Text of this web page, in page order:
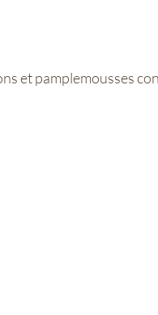
et pamplemousses